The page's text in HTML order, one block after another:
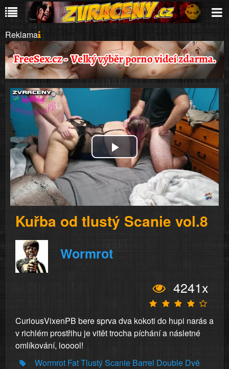
Reklama
Play
Video
Kuřba od tlustý Scanie vol.8
Wormrot
4241x
CuriousVixenPB bere sprva dva kokoti do hupi narás a
v richlém prostřihu je vitět trocha píchání a násletné
omlíkování, looool!
Wormrot FatTlustýScanie Barrel Double Dvě